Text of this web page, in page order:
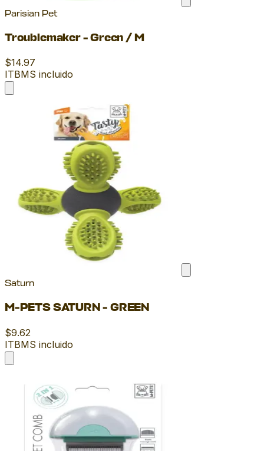
Parisian Pet
Troublemaker - Green / M
$14.97
ITBMS incluido
Saturn
M-PETS SATURN - GREEN
$9.62
ITBMS incluido